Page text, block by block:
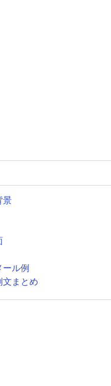
景
ール例
文まとめ